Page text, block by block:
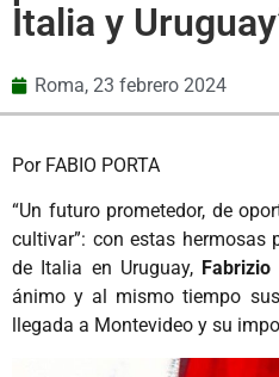
Italia y
Roma, 23 febrero 2024
Por FABIO PORTA
“Un futuro prometedor, de
cultivar”: con estas hermosas
de Italia en Uruguay,
ánimo y al mismo tiempo
llegada a Montevideo y su